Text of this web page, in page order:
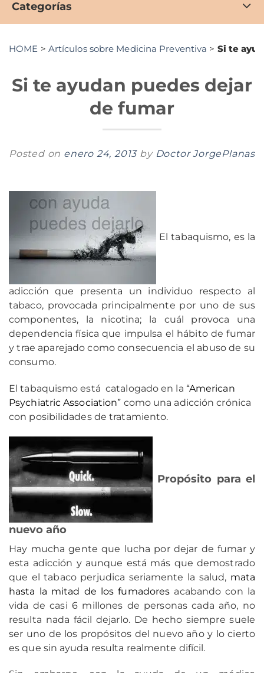
Categorías
HOME > Artículos sobre Medicina Preventiva > Si te
Si te ayudan puedes dejar
de fumar
Posted on enero 24, 2013 by Doctor JorgePlanas
El tabaquismo, es la
adicción que presenta un individuo respecto al
tabaco, provocada principalmente por uno de sus
componentes, la nicotina; la cuál provoca una
dependencia física que impulsa el hábito de fumar
y trae aparejado como consecuencia el abuso de su
consumo.
El tabaquismo está catalogado en la “American
Psychiatric Association” como una adicción crónica
con posibilidades de tratamiento.
Propósito para el
nuevo año
Hay mucha gente que lucha por dejar de fumar y
esta adicción y aunque está más que demostrado
que el tabaco perjudica seriamente la salud, mata
hasta la mitad de los fumadores acabando con la
vida de casi 6 millones de personas cada año, no
resulta nada fácil dejarlo. De hecho siempre suele
ser uno de los propósitos del nuevo año y lo cierto
es que sin ayuda resulta realmente difícil.